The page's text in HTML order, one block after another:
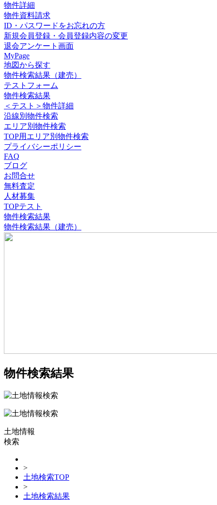
物件詳細
物件資料請求
ID・パスワードをお忘れの方
新規会員登録・会員登録内容の変更
退会アンケート画面
MyPage
地図から探す
物件検索結果（建売）
テストフォーム
物件検索結果
＜テスト＞物件詳細
沿線別物件検索
エリア別物件検索
TOP用エリア別物件検索
プライバシーポリシー
FAQ
ブログ
お問合せ
無料査定
人材募集
TOPテスト
物件検索結果
物件検索結果（建売）
物件検索結果
土地情報
検索
>
土地検索TOP
>
土地検索結果